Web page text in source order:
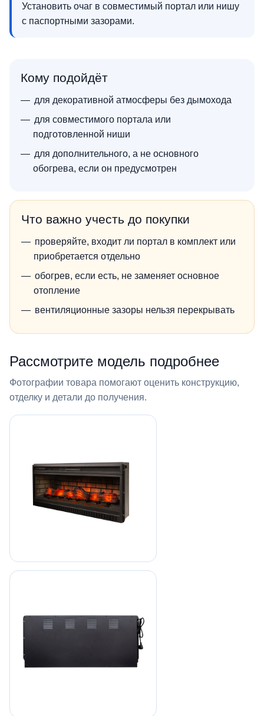
Установить очаг в совместимый портал или нишу
с паспортными зазорами.
Кому подойдёт
для декоративной атмосферы без дымохода
для совместимого портала или
подготовленной ниши
для дополнительного, а не основного
обогрева, если он предусмотрен
Что важно учесть до покупки
проверяйте, входит ли портал в комплект или
приобретается отдельно
обогрев, если есть, не заменяет основное
отопление
вентиляционные зазоры нельзя перекрывать
Рассмотрите модель подробнее
Фотографии товара помогают оценить конструкцию,
отделку и детали до получения.